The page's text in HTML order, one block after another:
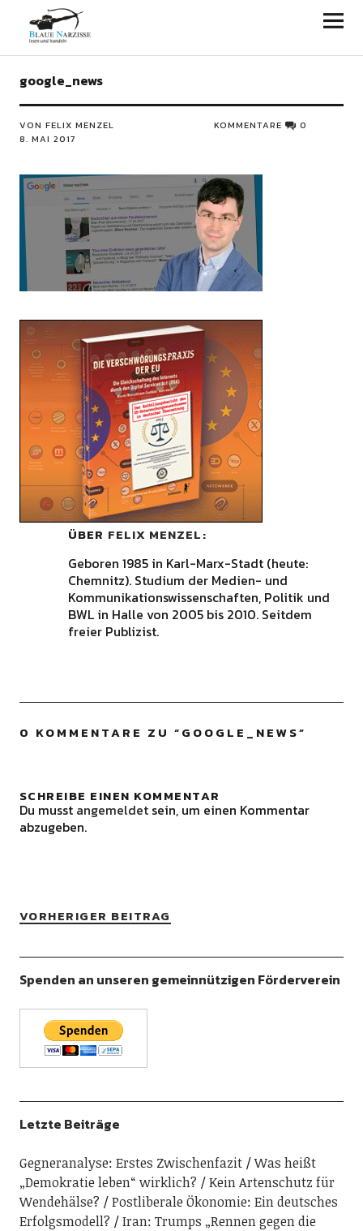
Blaue Narzisse
google_news
VON FELIX MENZEL
8. MAI 2017
KOMMENTARE 0
ÜBER FELIX MENZEL
Geboren 1985 in Karl-Marx-Stadt (heute:
Chemnitz). Studium der Medien- und
Kommunikationswissenschaften, Politik und
BWL in Halle von 2005 bis 2010. Seitdem
freier Publizist.
0 KOMMENTARE ZU “GOOGLE_NEWS”
SCHREIBE EINEN KOMMENTAR
Du musst angemeldetsein, um einen Kommentar
abzugeben.
VORHERIGER BEITRAG
Spenden an unseren gemeinnützigen Förderverein
Letzte Beiträge
Gegneranalyse: Erstes Zwischenfazit
Was heißt
„Demokratie leben“ wirklich?
Kein Artenschutz für
Wendehälse?
Postliberale Ökonomie: Ein deutsches
Erfolgsmodell?
Iran: Trumps „Rennen gegen die